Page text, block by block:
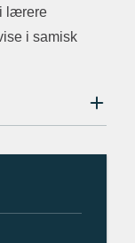
lærere
i samisk